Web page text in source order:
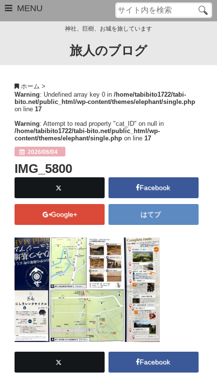
MENU
サイトマップ
Close
神社、巨樹、お城を旅しています
旅人のブログ
ホーム >
Warning: Undefined array key 0 in /home/tabibito1722/tabi-
bito.net/public_html/wp-content/themes/elephant/single.php
on line 17
Warning: Attempt to read property "cat_ID" on null in
/home/tabibito1722/tabi-bito.net/public_html/wp-
content/themes/elephant/single.php on line 17
2026/06/04
IMG_5800
Facebook
Google+ はてブ
Facebook